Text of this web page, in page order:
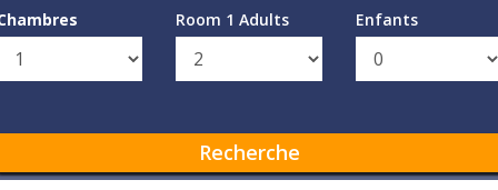
Room 1 Adults Enfants
Recherche